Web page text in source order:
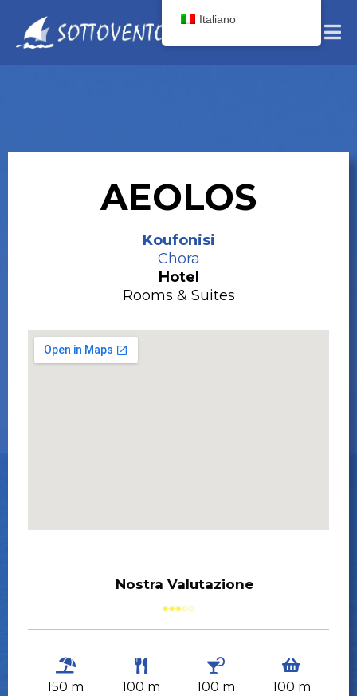
AEOLOS
Koufonisi
Chora
Hotel
Rooms & Suites
Nostra Valutazione
150 m 100 m 100 m 100 m
Italiano